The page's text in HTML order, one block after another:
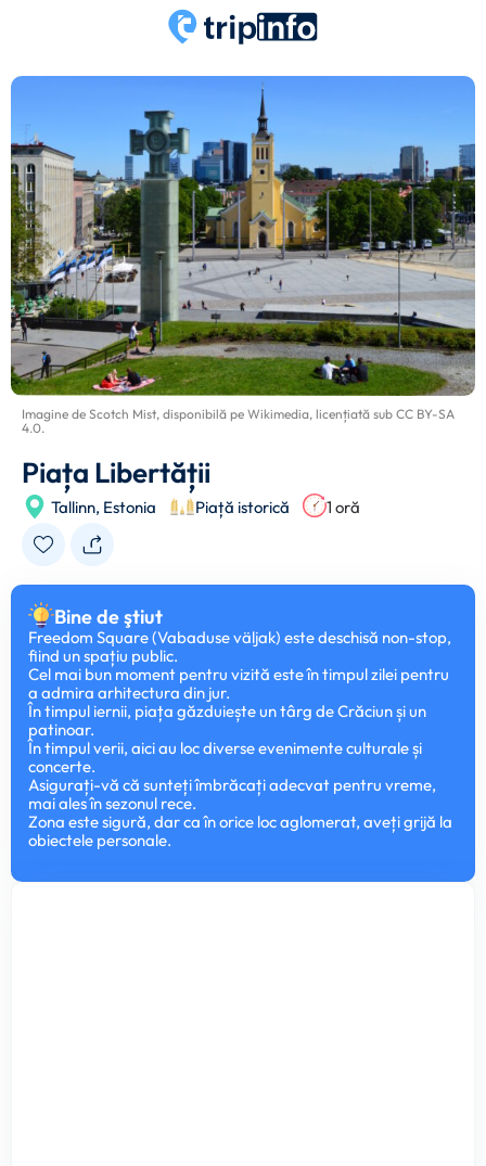
Imagine de Scotch Mist, disponibilă pe Wikimedia, licențiată sub CC BY-SA
4.0.
Piața Libertății
Tallinn, Estonia Piață istorică 1 oră
Bine de ştiut
Freedom Square (Vabaduse väljak) este deschisă non-stop,
fiind un spațiu public.
Cel mai bun moment pentru vizită este în timpul zilei pentru
a admira arhitectura din jur.
În timpul iernii, piața găzduiește un târg de Crăciun și un
patinoar.
În timpul verii, aici au loc diverse evenimente culturale și
concerte.
Asigurați-vă că sunteți îmbrăcați adecvat pentru vreme,
mai ales în sezonul rece.
Zona este sigură, dar ca în orice loc aglomerat, aveți grijă la
obiectele personale.